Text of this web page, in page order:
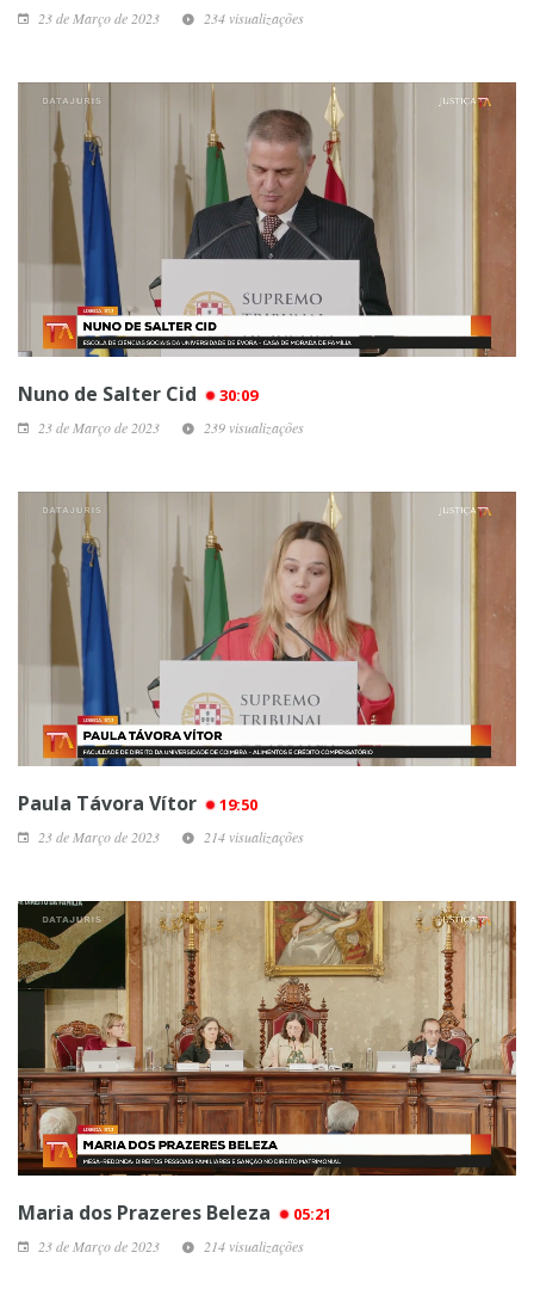
23 de Março de 2023 234 visualizações
Nuno de Salter Cid 30:09
23 de Março de 2023 239 visualizações
Paula Távora Vítor 19:50
23 de Março de 2023 214 visualizações
Maria dos Prazeres Beleza 05:21
23 de Março de 2023 214 visualizações